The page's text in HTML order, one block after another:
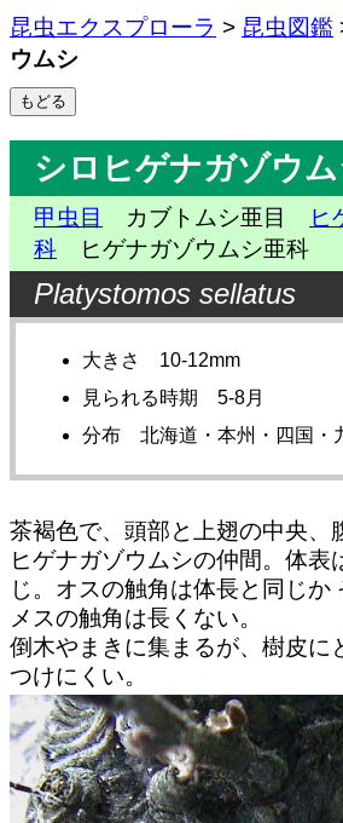
昆虫エクスプローラ > 昆虫図鑑
ウムシ
シロヒゲナガゾウ
甲虫目 カブトムシ亜目
ヒ
科 ヒゲナガゾウムシ亜科
Platystomos sellatus
大きさ 10-12mm
見られる時期 5-8月
分布 北海道・本州・四国・
茶褐色で、頭部と上翅の中央、
ヒゲナガゾウムシの仲間。体表
じ。オスの触角は体長と同じか
メスの触角は長くない。
倒木やまきに集まるが、樹皮に
つけにくい。